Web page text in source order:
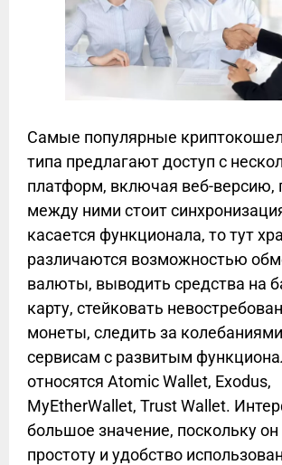
Самые популярные
типа предлагают доступ с
платформ, включая веб-версию,
между ними стоит
касается функционала, то тут
различаются возможностью
валюты, выводить средства на
карту, стейковать
монеты, следить за
сервисам с развитым
относятся Atomic Wallet, Exodus,
MyEtherWallet, Trust Wallet.
большое значение, поскольку
простоту и удобство